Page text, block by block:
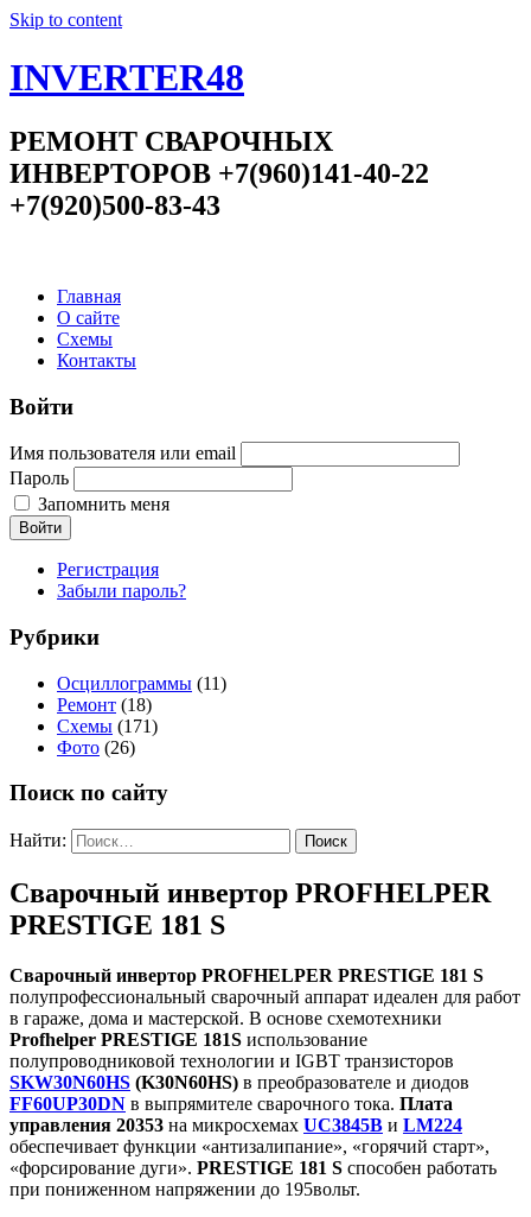
Skip to content
INVERTER48
РЕМОНТ СВАРОЧНЫХ
ИНВЕРТОРОВ +7(960)141-40-22
+7(920)500-83-43
Главная
О сайте
Схемы
Контакты
Войти
Имя пользователя или email
Пароль
Запомнить меня
Войти
Регистрация
Забыли пароль?
Рубрики
Осциллограммы (11)
Ремонт (18)
Схемы (171)
Фото (26)
Поиск по сайту
Найти:
Сварочный инвертор PROFHELPER
PRESTIGE 181 S
Сварочный инвертор PROFHELPER PRESTIGE 181 S
полупрофессиональный сварочный аппарат идеален для работ
в гараже, дома и мастерской. В основе схемотехники
Profhelper PRESTIGE 181S использование
полупроводниковой технологии и IGBT транзисторов
SKW30N60HS (K30N60HS) в преобразователе и диодов
FF60UP30DN в выпрямителе сварочного тока. Плата
управления 20353 на микросхемах UC3845B и LM224
обеспечивает функции «антизалипание», «горячий старт»,
«форсирование дуги». PRESTIGE 181 S способен работать
при пониженном напряжении до 195вольт.